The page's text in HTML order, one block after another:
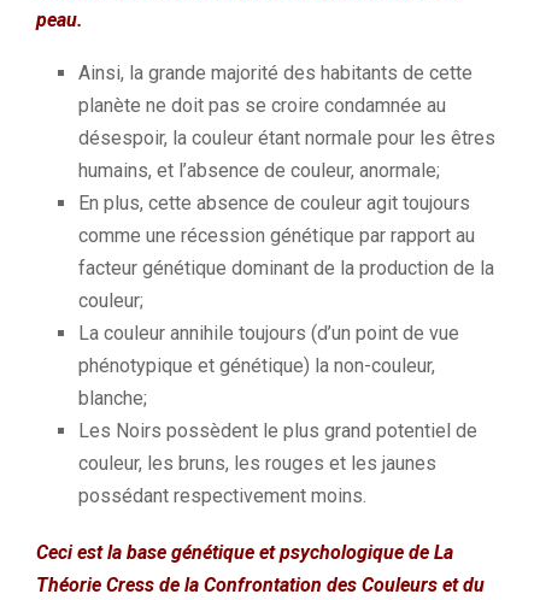
peau.
Ainsi, la grande majorité des habitants de cette
planète ne doit pas se croire condamnée au
désespoir, la couleur étant normale pour les êtres
humains, et l’absence de couleur, anormale;
En plus, cette absence de couleur agit toujours
comme une récession génétique par rapport au
facteur génétique dominant de la production de la
couleur;
La couleur annihile toujours (d’un point de vue
phénotypique et génétique) la non-couleur,
blanche;
Les Noirs possèdent le plus grand potentiel de
couleur, les bruns, les rouges et les jaunes
possédant respectivement moins.
Ceci est la base génétique et psychologique de La
Théorie Cress de la Confrontation des Couleurs et du